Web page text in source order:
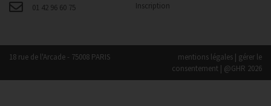
01 42 96 60 75 Inscription
18 rue de l'Arcade - 75008 PARIS mentions légales | gérer le
consentement | @GHR 2026